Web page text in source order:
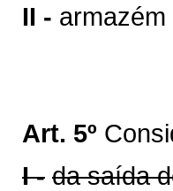
II -
Art. 5º
I - da saída